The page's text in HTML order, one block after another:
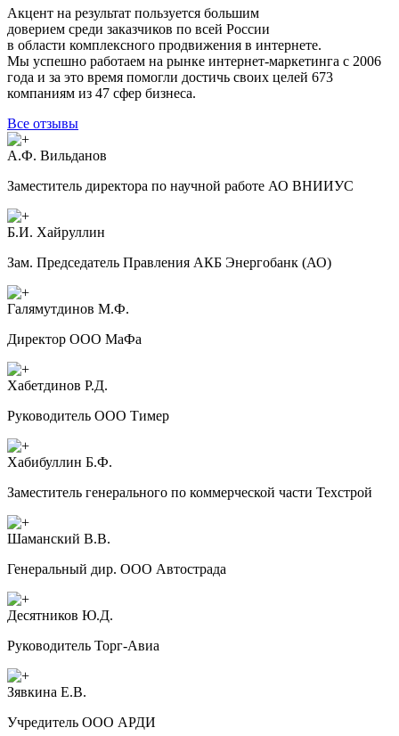
Акцент на результат пользуется большим
доверием среди заказчиков по всей Росcии
в области комплексного продвижения в интернете.
Мы успешно работаем на рынке интернет-маркетинга с 2006
года и за это время помогли достичь своих целей 673
компаниям из 47 сфер бизнеса.
Все отзывы
А.Ф. Вильданов
Заместитель директора по научной работе АО ВНИИУС
Б.И. Хайруллин
Зам. Председатель Правления АКБ Энергобанк (АО)
Галямутдинов М.Ф.
Директор ООО МаФа
Хабетдинов Р.Д.
Руководитель ООО Тимер
Хабибуллин Б.Ф.
Заместитель генерального по коммерческой части Техстрой
Шаманский В.В.
Генеральный дир. ООО Автострада
Десятников Ю.Д.
Руководитель Торг-Авиа
Зявкина Е.В.
Учредитель ООО АРДИ